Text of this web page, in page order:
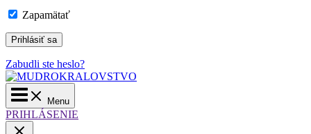
Zapamätať
Zabudli ste heslo?
Main
Menu
Menu
PRIHLÁSENIE